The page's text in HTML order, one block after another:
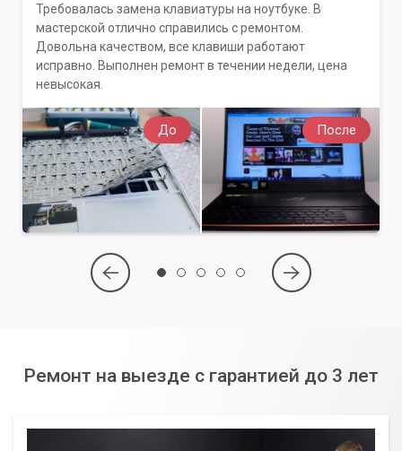
До После
Требовалась замена клавиатуры на ноутбуке. В
мастерской отлично справились с ремонтом.
Довольна качеством, все клавиши работают
исправно. Выполнен ремонт в течении недели, цена
невысокая.
Ремонт на выезде с гарантией до 3 лет